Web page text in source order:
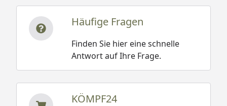
Häufige Fragen
Finden Sie hier eine schnelle
Antwort auf Ihre Frage.
KÖMPF24